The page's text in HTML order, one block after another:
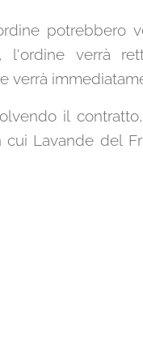
potrebbero
verrà
il
Lavande del